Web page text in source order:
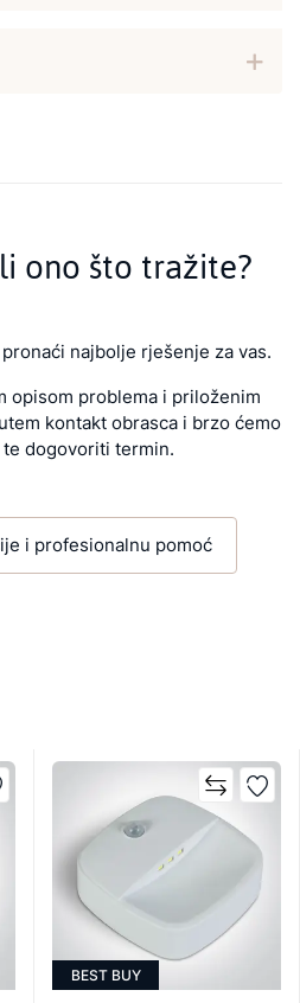
ono što tražite?
najbolje rješenje za vas.
opisom problema i priloženim
kontakt obrasca i brzo ćemo
dogovoriti termin.
i profesionalnu pomoć
BEST BUY